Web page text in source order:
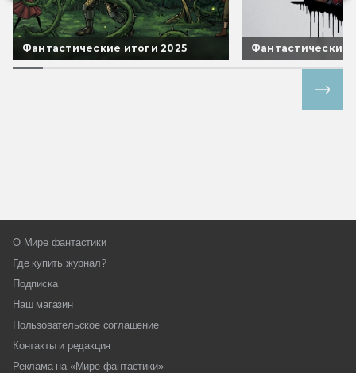
Фантастические итоги 2025 Фантастические
О Мире фантастики
Где купить журнал?
Подписка
Наш магазин
Пользовательское соглашение
Контакты и редакция
Реклама на «Мире фантастики»